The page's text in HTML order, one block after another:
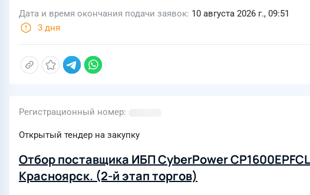
Дата и время окончания подачи заявок 10 августа 2026 г., 09:51
3 дня
Регистрационный номер
Открытый тендер на закупку
Отбор поставщика ИБП CyberPower
Красноярск. (2-й этап торгов)